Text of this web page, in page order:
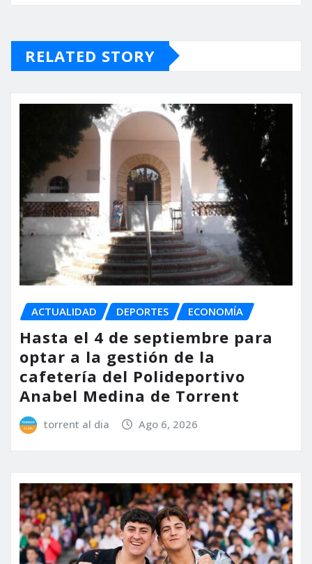
RELATED STORY
ACTUALIDAD DEPORTES ECONOMÍA
Hasta el 4 de septiembre para
optar a la gestión de la
cafetería del Polideportivo
Anabel Medina de Torrent
torrent al dia Ago 6, 2026